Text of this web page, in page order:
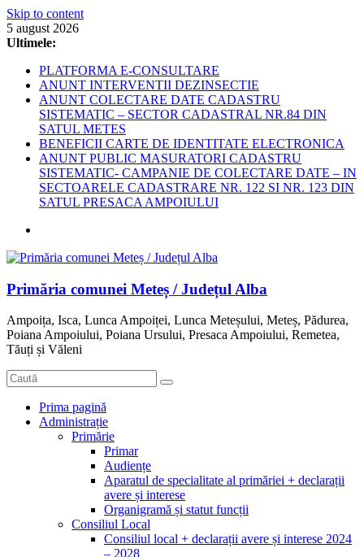
Skip to content
5 august 2026
Ultimele:
PLATFORMA E-CONSULTARE
ANUNT INTERVENTII DEZINSECTIE
ANUNT COLECTARE DATE CADASTRU
SISTEMATIC – SECTOR CADASTRAL NR.84 DIN
SATUL METES
BENEFICII CARTE DE IDENTITATE ELECTRONICA
ANUNT PUBLIC MASURATORI CADASTRU
SISTEMATIC- CAMPANIE DE COLECTARE DATE – IN
SECTOARELE CADASTRARE NR. 122 SI NR. 123 DIN
SATUL PRESACA AMPOIULUI
Primăria comunei Meteș / Județul Alba
Ampoița, Isca, Lunca Ampoiței, Lunca Meteșului, Meteș, Pădurea,
Poiana Ampoiului, Poiana Ursului, Presaca Ampoiului, Remetea,
Tăuți și Văleni
Prima pagină
Administrație
Primărie
Primar
Audiențe
Aparatul de specialitate al primăriei + declarații
avere și interese
Organigramă și statut funcții
Consiliul Local
Consiliul local + declarații avere și interese 2024
– 2028